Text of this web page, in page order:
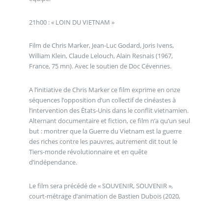
21h00 : « LOIN DU VIETNAM »
Film de Chris Marker, Jean-Luc Godard, Joris Ivens,
William Klein, Claude Lelouch, Alain Resnais (1967,
France, 75 mn). Avec le soutien de Doc Cévennes.
A l’initiative de Chris Marker ce film exprime en onze
séquences l’opposition d’un collectif de cinéastes à
l’intervention des États-Unis dans le conflit vietnamien.
Alternant documentaire et fiction, ce film n’a qu’un seul
but : montrer que la Guerre du Vietnam est la guerre
des riches contre les pauvres, autrement dit tout le
Tiers-monde révolutionnaire et en quête
d’indépendance.
Le film sera précédé de « SOUVENIR, SOUVENIR »,
court-métrage d’animation de Bastien Dubois (2020,